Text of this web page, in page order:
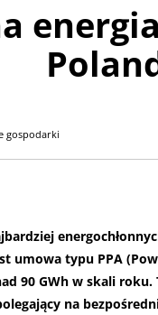
gospodarki
umowa typu PPA
90 GWh w skali
na